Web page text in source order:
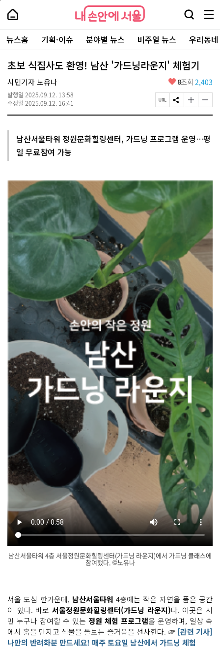
본
로
가
내
손
안
에
서
울
-
서
울
시
대
표
소
포
내
손
에
울
검
창
열
기
메
뉴
전
체
보
주
요
서
뉴스홈 기획·이슈 분야별 뉴스 비주얼 뉴스 우리동
초보 식집사도 환영! 남산 '가드닝라운지' 체험기
시민기자 노유나
발행일 2025.09.12. 13:58
수정일 2025.09.12. 16:41
좋
요
8조회 2,403
페
이
R
L
S
N
유
하
글
자
크
게
기
글
자
작
게
기
남산서울타워 정원문화힐링센터, 가드닝 프로그램 운영…평
일 무료참여 가능
남산서울타워 4층 서울정원문화힐링센터(가드닝 라운지)에서 가드닝 클래스에
참여했다. ©노유나
는 아
주 특
별
한 프
로
그
램
이 있
서울 도심 한가운데, 남산서울타워 4층에는 작은 자연을 품은 공간
이 있다. 바로 서울정원문화힐링센터(가드닝 라운지)다. 이곳은 시
민 누구나 참여할 수 있는 정원 체험 프로그램을 운영하며, 일상 속
에서 흙을 만지고 식물을 돌보는 즐거움을 선사한다. ☞[관련 기사]
나만의 반려화분 만드세요! 매주 토요일 남산에서 가드닝 체험
페
상
단
로